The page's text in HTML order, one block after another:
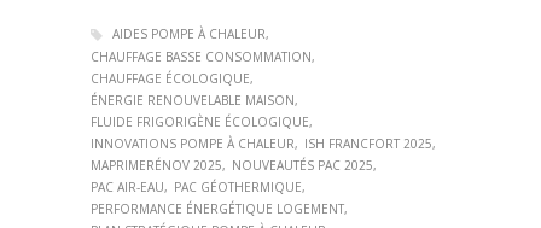
AIDES POMPE À CHALEUR
CHAUFFAGE BASSE CONSOMMATION
CHAUFFAGE ÉCOLOGIQUE
ÉNERGIE RENOUVELABLE MAISON
FLUIDE FRIGORIGÈNE ÉCOLOGIQUE
INNOVATIONS POMPE À CHALEUR
ISH FRANCFORT 2025
MAPRIMERÉNOV 2025
NOUVEAUTÉS PAC 2025
PAC AIR-EAU
PAC GÉOTHERMIQUE
PERFORMANCE ÉNERGÉTIQUE LOGEMENT